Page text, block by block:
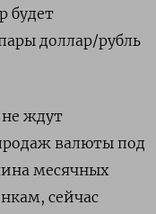
будет
доллар/рубль
ждут
валюты под
месячных
сейчас